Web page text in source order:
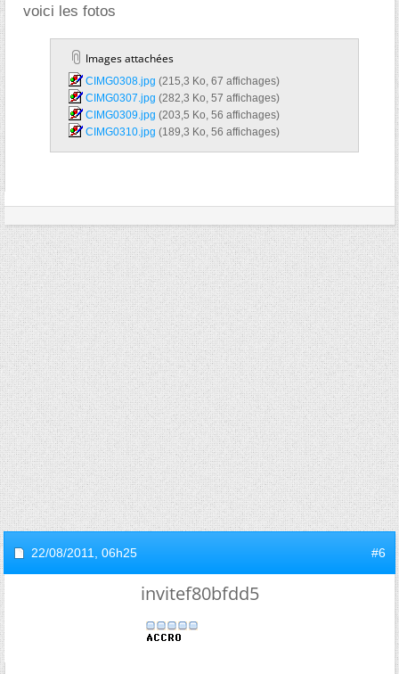
voici les fotos
Images attachées
CIMG0308.jpg‎ (215,3 Ko, 67 affichages)
CIMG0307.jpg‎ (282,3 Ko, 57 affichages)
CIMG0309.jpg‎ (203,5 Ko, 56 affichages)
CIMG0310.jpg‎ (189,3 Ko, 56 affichages)
22/08/2011, 06h25 #6
invitef80bfdd5